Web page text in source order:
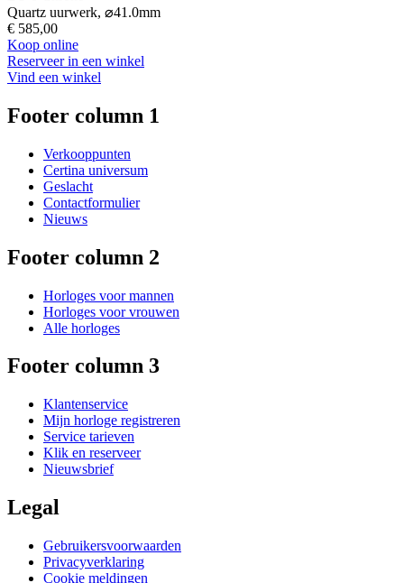
Quartz uurwerk, ⌀41.0mm
€ 585,00
Koop online
Reserveer in een winkel
Vind een winkel
Footer column 1
Verkooppunten
Certina universum
Geslacht
Contactformulier
Nieuws
Footer column 2
Horloges voor mannen
Horloges voor vrouwen
Alle horloges
Footer column 3
Klantenservice
Mijn horloge registreren
Service tarieven
Klik en reserveer
Nieuwsbrief
Legal
Gebruikersvoorwaarden
Privacyverklaring
Cookie meldingen